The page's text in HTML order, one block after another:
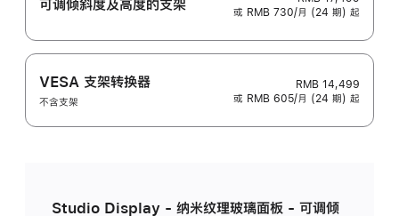
可调倾斜度及高‍度的支‍架
或 RMB 730/月 (24 期) 起
VESA 支架转换器
不含支架
RMB 14,499
或 RMB 605/月 (24 期) 起
Studio Display - 纳米纹理玻璃面板 - 可调倾